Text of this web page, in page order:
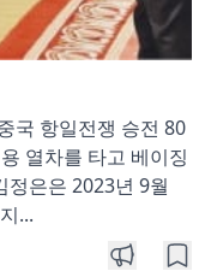
국 항일전쟁 승전 80
열차를 타고 베이징
정은은 2023년 9월
...